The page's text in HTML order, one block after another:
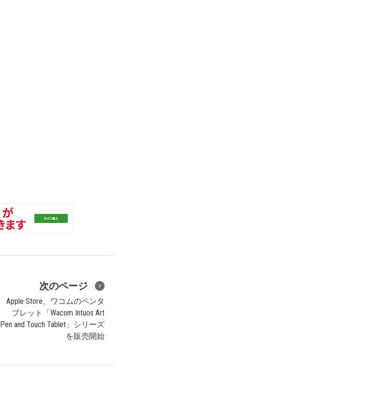
次のページ
Apple Store、ワコムのペンタ
ブレット「Wacom Intuos Art
Pen and Touch Tablet」シリーズ
を販売開始